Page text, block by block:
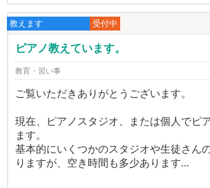
教えます 受付中
ピアノ教えています。
教育・習い事
ご覧いただきありがとうございます。
現在、ピアノスタジオ、または個人でピ
ます。
基本的にいくつかのスタジオや生徒さん
りますが、空き時間も多少あります...